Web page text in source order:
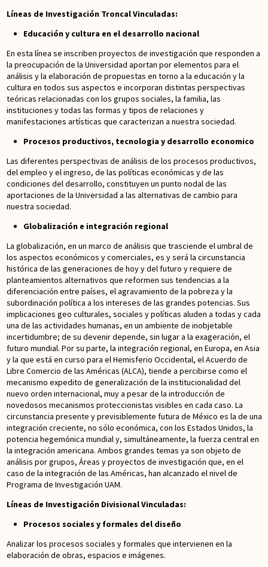
Líneas de Investigación Troncal Vinculadas:
Educación y cultura en el desarrollo nacional
En esta línea se inscriben proyectos de investigación que responden a
la preocupación de la Universidad aportan por elementos para el
análisis y la elaboración de propuestas en torno a la educación y la
cultura en todos sus aspectos e incorporan distintas perspectivas
teóricas relacionadas con los grupos sociales, la familia, las
instituciones y todas las formas y tipos de relaciones y
manifestaciones artísticas que caracterizan a nuestra sociedad.
Procesos productivos, tecnologia y desarrollo economico
Las diferentes perspectivas de análisis de los procesos productivos,
del empleo y el ingreso, de las políticas económicas y de las
condiciones del desarrollo, constituyen un punto nodal de las
aportaciones de la Universidad a las alternativas de cambio para
nuestra sociedad.
Globalización e integración regional
La globalización, en un marco de análisis que trasciende el umbral de
los aspectos económicos y comerciales, es y será la circunstancia
histórica de las generaciones de hoy y del futuro y requiere de
planteamientos alternativos que reformen sus tendencias a la
diferenciación entre países, el agravamiento de la pobreza y la
subordinación política a los intereses de las grandes potencias. Sus
implicaciones geo culturales, sociales y políticas aluden a todas y cada
una de las actividades humanas, en un ambiente de inobjetable
incertidumbre; de su devenir depende, sin lugar a la exageración, el
futuro mundial. Por su parte, la integración regional, en Europa, en Asia
y la que está en curso para el Hemisferio Occidental, el Acuerdo de
Libre Comercio de las Américas (ALCA), tiende a percibirse como el
mecanismo expedito de generalización de la institucionalidad del
nuevo orden internacional, muy a pesar de la introducción de
novedosos mecanismos proteccionistas visibles en cada caso. La
circunstancia presente y previsiblemente futura de México es la de una
integración creciente, no sólo económica, con los Estados Unidos, la
potencia hegemónica mundial y, simultáneamente, la fuerza central en
la integración americana. Ambos grandes temas ya son objeto de
análisis por grupos, Áreas y proyectos de investigación que, en el
caso de la integración de las Américas, han alcanzado el nivel de
Programa de Investigación UAM.
Líneas de Investigación Divisional Vinculadas:
Procesos sociales y formales del diseño
Analizar los procesos sociales y formales que intervienen en la
elaboración de obras, espacios e imágenes.